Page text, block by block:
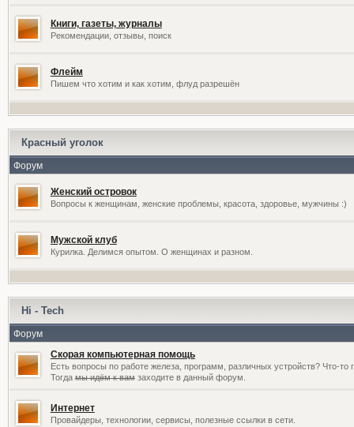
Книги, газеты, журналы
Рекомендации, отзывы, поиск
Флейм
Пишем что хотим и как хотим, флуд разрешён
Красный уголок
Форум
Женский островок
Вопросы к женщинам, женские проблемы, красота, здоровье, мужчины :)
Мужской клуб
Курилка. Делимся опытом. О женщинах и разном.
Hi - Tech
Форум
Скорая компьютерная помощь
Есть вопросы по работе железа, программ, различных устройств? Что-то
Тогдамы идём к вамзаходите в данный форум.
Интернет
Провайдеры, технологии, сервисы, полезные ссылки в сети.